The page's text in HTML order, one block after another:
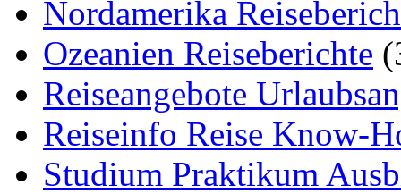
Nordamerika
Ozeanien Reiseberichte
Reiseangebote
Reiseinfo Reise Know-
Studium Praktikum